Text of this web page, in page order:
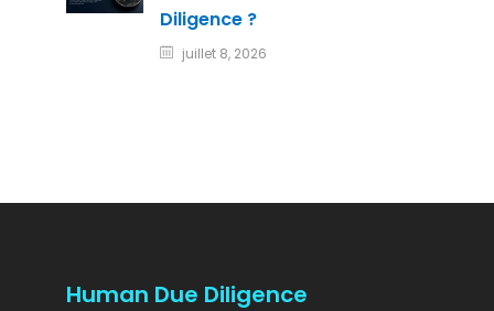
Diligence ?
juillet 8, 2026
Human Due Diligence